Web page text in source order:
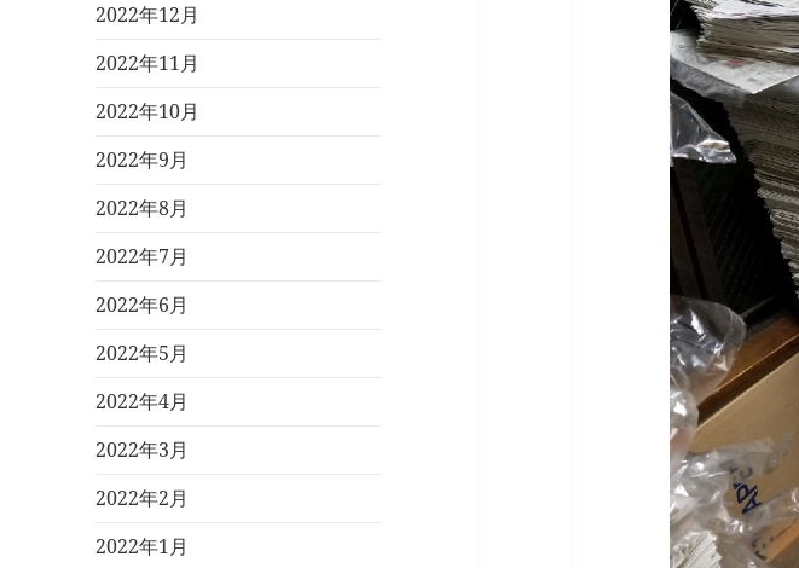
2022年12月
2022年11月
2022年10月
2022年9月
2022年8月
2022年7月
2022年6月
2022年5月
2022年4月
2022年3月
2022年2月
2022年1月